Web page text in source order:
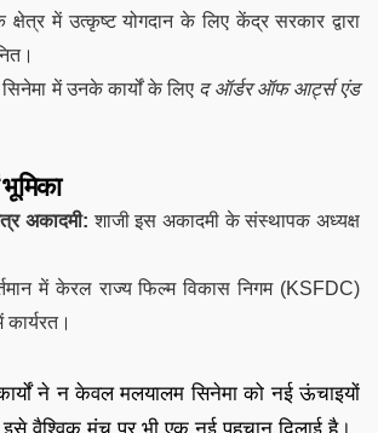
में उत्कृष्ट योगदान के लिए केंद्र सरकार द्वारा
सिनेमा में उनके कार्यों के लिए द ऑर्डर ऑफ आर्ट्स एंड
अकादमी: शाजी इस अकादमी के संस्थापक अध्यक्ष
में केरल राज्य फिल्म विकास निगम (KSFDC)
ने न केवल मलयालम सिनेमा को नई ऊंचाइयों